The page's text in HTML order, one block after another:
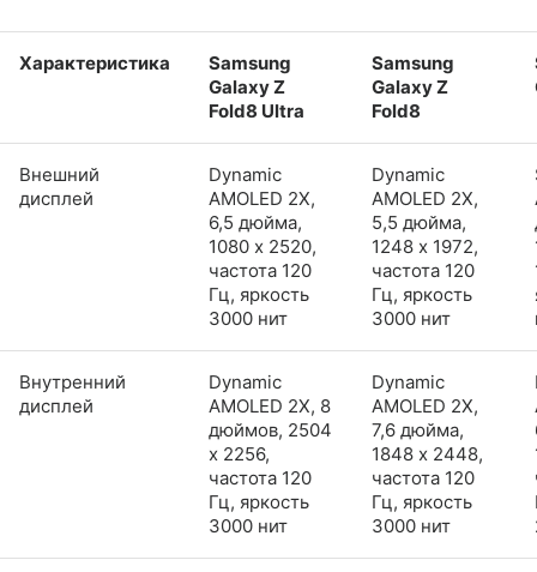
Характеристика
Samsung
Galaxy Z
Fold8 Ultra
Samsung
Galaxy Z
Fold8
Внешний
дисплей
Dynamic
AMOLED 2X,
6,5 дюйма,
1080 x 2520,
частота 120
Гц, яркость
3000 нит
Dynamic
AMOLED 2X,
5,5 дюйма,
1248 x 1972,
частота 120
Гц, яркость
3000 нит
Внутренний
дисплей
Dynamic
AMOLED 2X, 8
дюймов, 2504
x 2256,
частота 120
Гц, яркость
3000 нит
Dynamic
AMOLED 2X,
7,6 дюйма,
1848 x 2448,
частота 120
Гц, яркость
3000 нит